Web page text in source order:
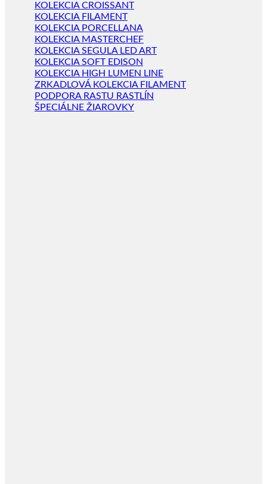
KOLEKCIA CROISSANT
KOLEKCIA FILAMENT
KOLEKCIA PORCELLANA
KOLEKCIA MASTERCHEF
KOLEKCIA SEGULA LED ART
KOLEKCIA SOFT EDISON
KOLEKCIA HIGH LUMEN LINE
ZRKADLOVÁ KOLEKCIA FILAMENT
PODPORA RASTU RASTLÍN
ŠPECIÁLNE ŽIAROVKY